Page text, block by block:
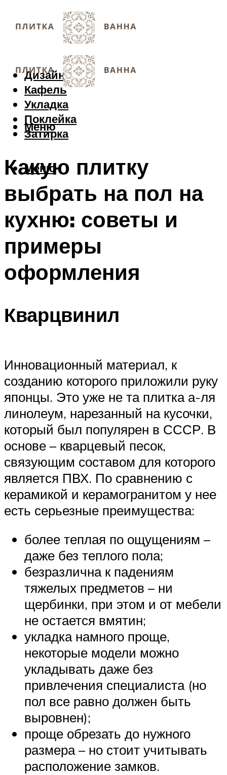
Дизайн
Кафель
Укладка
Поклейка
Затирка
Меню
Меню
Какую плитку
выбрать на пол на
кухню: советы и
примеры
оформления
Кварцвинил
Инновационный материал, к
созданию которого приложили руку
японцы. Это уже не та плитка а-ля
линолеум, нарезанный на кусочки,
который был популярен в СССР. В
основе – кварцевый песок,
связующим составом для которого
является ПВХ. По сравнению с
керамикой и керамогранитом у нее
есть серьезные преимущества:
более теплая по ощущениям –
даже без теплого пола;
безразлична к падениям
тяжелых предметов – ни
щербинки, при этом и от мебели
не остается вмятин;
укладка намного проще,
некоторые модели можно
укладывать даже без
привлечения специалиста (но
пол все равно должен быть
выровнен);
проще обрезать до нужного
размера – но стоит учитывать
расположение замков.